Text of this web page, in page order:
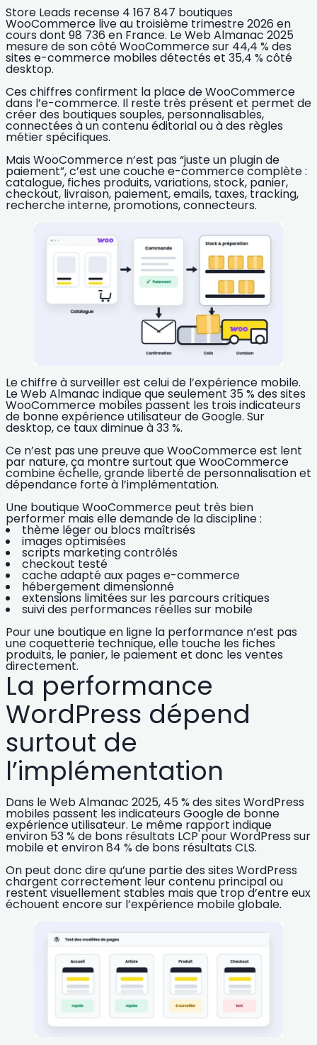
Store Leads recense 4 167 847 boutiques
WooCommerce liveau troisième trimestre 2026 en
cours dont 98 736 en France. Le Web Almanac 2025
mesure de son côté WooCommerce sur 44,4 % des
sites e-commerce mobiles détectés et 35,4 % côté
desktop.
Ces chiffres confirment la place de WooCommerce
dans l’e-commerce. Il reste très présent et permet de
créer des boutiques souples, personnalisables,
connectées à un contenu éditorial ou à des règles
métier spécifiques.
Mais WooCommerce n’est pas “juste un plugin de
paiement”, c’est une couche e-commerce complète :
catalogue, fiches produits, variations, stock, panier,
checkout, livraison, paiement, emails, taxes, tracking,
recherche interne, promotions, connecteurs.
Le chiffre à surveiller est celui de l’expérience mobile.
Le Web Almanac indique que seulement 35 % des sites
WooCommerce mobiles passent les trois indicateurs
de bonne expérience utilisateur de Google. Sur
desktop, ce taux diminue à33 %.
Ce n’est pas une preuve que WooCommerce est lent
par nature, ça montre surtout que WooCommerce
combine échelle, grande liberté de personnalisation et
dépendance forte à l’implémentation.
Une boutique WooCommerce peut très bien
performer mais elle demande de la discipline :
thème léger ou blocs maîtrisés
images optimisées
scripts marketing contrôlés
checkout testé
cache adapté aux pages e-commerce
hébergement dimensionné
extensions limitées sur les parcours critiques
suivi des performances réelles sur mobile
Pour une boutique en ligne la performance n’est pas
une coquetterie technique, elle touche les fiches
produits, le panier, le paiement et donc les ventes
directement.
La performance
WordPress dépend
surtout de
l’implémentation
Dans le Web Almanac 2025, 45 % des sites WordPress
mobiles passent les indicateurs Google de bonne
expérience utilisateur. Le même rapport indique
environ 53 % de bons résultats LCPpour WordPress sur
mobile et environ84 % de bons résultats CLS.
On peut donc dire qu’une partie des sites WordPress
chargent correctement leur contenu principal ou
restent visuellement stables mais que trop d’entre eux
échouent encore sur l’expérience mobile globale.